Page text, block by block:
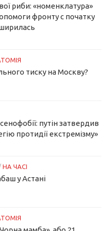
риби: «номенклатура»
фронту с початку
тиску на Москву?
путін затвердив
протидії екстремізму»
НА ЧАСІ
у Астані